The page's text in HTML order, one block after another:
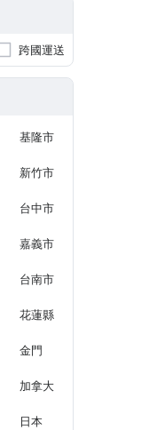
跨國運送
基隆市
新竹市
台中市
嘉義市
台南市
花蓮縣
金門
加拿大
日本